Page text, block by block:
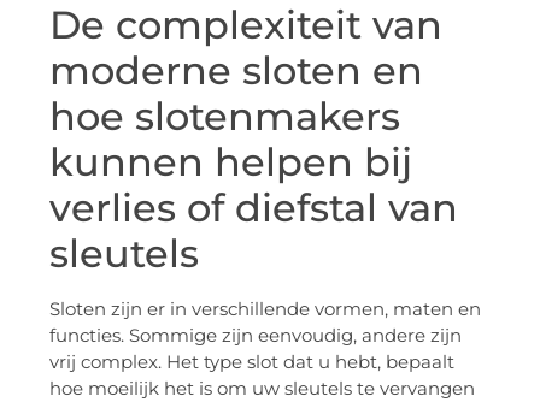
De complexiteit van
moderne sloten en
hoe slotenmakers
kunnen helpen bij
verlies of diefstal van
sleutels
Sloten zijn er in verschillende vormen, maten en
functies. Sommige zijn eenvoudig, andere zijn
vrij complex. Het type slot dat u hebt, bepaalt
hoe moeilijk het is om uw sleutels te vervangen